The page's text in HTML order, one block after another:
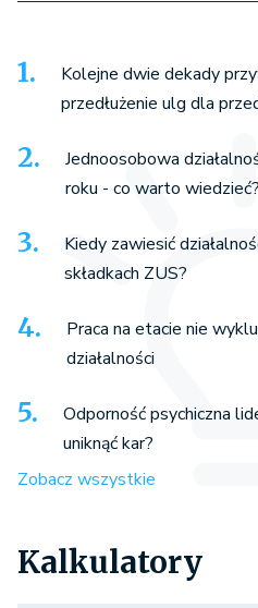
Kolejne dwie dekady
przedłużenie ulg dla
Jednoosobowa
roku - co warto wiedzieć?
Kiedy zawiesić
składkach ZUS?
Praca na etacie nie
działalności
Odporność psychiczna
uniknąć kar?
Zobacz wszystkie
Kalkulatory